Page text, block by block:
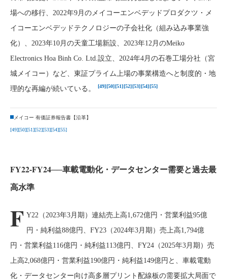
場への移行、2022年9月のメイコーエンベデッドプロダクツ・メ
イコーエンベデッドテクノロジーの子会社化（組み込み事業強
化）、2023年10月の天童工場新設、2023年12月のMeiko
Electronics Hoa Binh Co. Ltd.設立、2024年4月の石巻工場分社（宮
城メイコー）など、東証プライム上場の事業構造へと制度的・地
理的な再編が続いている。
[49][50][51][52][53][54][55]
メイコー 有価証券報告書【沿革】
[49][50][51][52][53][54][55]
FY22-FY24──車載電動化・データセンター需要と過去最
高水準
F Y22（2023年3月期）連結売上高1,672億円・営業利益95億
円・純利益88億円、FY23（2024年3月期）売上高1,794億
円・営業利益116億円・純利益113億円、FY24（2025年3月期）売
上高2,068億円・営業利益190億円・純利益149億円と、車載電動
化・データセンター向け高多層プリント配線板の需要拡大局面で